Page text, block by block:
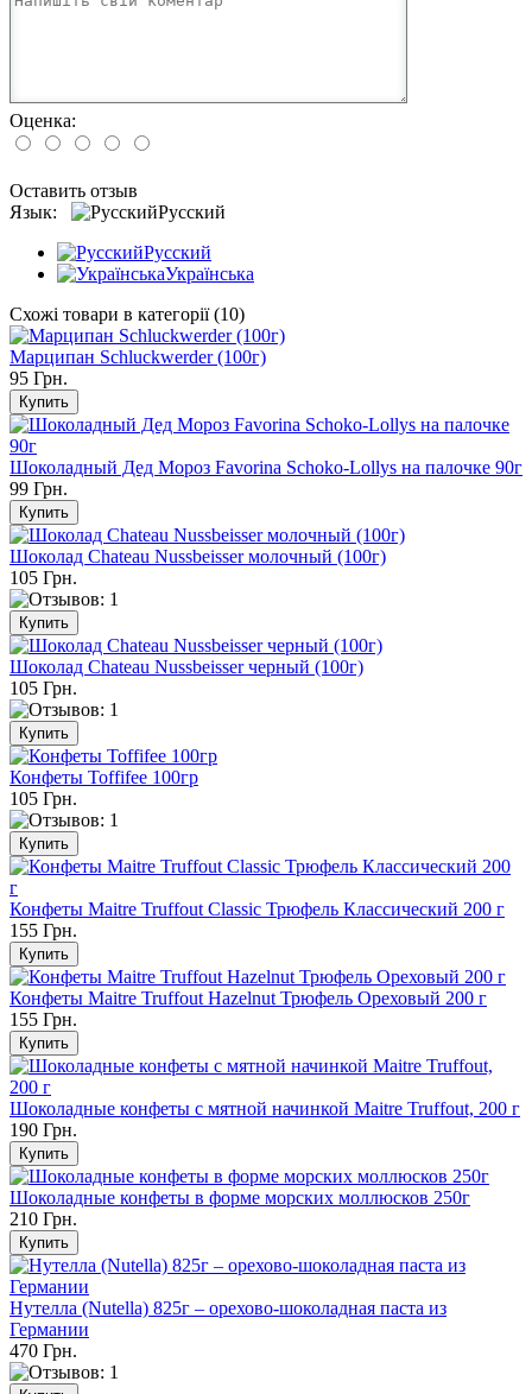
Оценка:
Оставить отзыв
Язык:
Русский
Русский
Українська
Схожі товари в категорії (10)
Марципан Schluckwerder (100г)
95 Грн.
Шоколадный Дед Мороз Favorina Schoko-Lollys на палочке 90г
99 Грн.
Шоколад Chateau Nussbeisser молочный (100г)
105 Грн.
Шоколад Chateau Nussbeisser черный (100г)
105 Грн.
Конфеты Toffifee 100гр
105 Грн.
Конфеты Maitre Truffout Classic Трюфель Классический 200 г
155 Грн.
Конфеты Maitre Truffout Hazelnut Трюфель Ореховый 200 г
155 Грн.
Шоколадные конфеты с мятной начинкой Maitre Truffout, 200 г
190 Грн.
Шоколадные конфеты в форме морских моллюсков 250г
210 Грн.
Нутелла (Nutella) 825г – орехово-шоколадная паста из
Германии
470 Грн.